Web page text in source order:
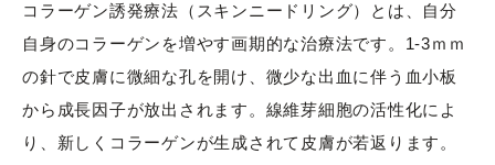
コラーゲン誘発療法（スキンニードリング）とは、自分
自身のコラーゲンを増やす画期的な治療法です。1-3ｍｍ
の針で皮膚に微細な孔を開け、微少な出血に伴う血小板
から成長因子が放出されます。線維芽細胞の活性化によ
り、新しくコラーゲンが生成されて皮膚が若返ります。